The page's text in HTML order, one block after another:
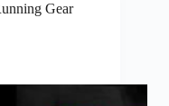
Gear